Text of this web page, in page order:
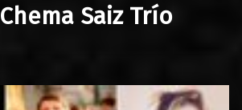
Chema Saiz Trío